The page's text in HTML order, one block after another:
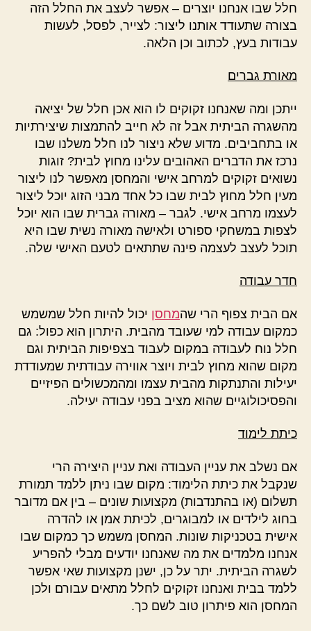
חלל שבו אנחנו יוצרים – אפשר לעצב את החלל הזה
בצורה שתעודד אותנו ליצור: לצייר, לפסל, לעשות
עבודות בעץ, לכתוב וכן הלאה.
מאורת גברים
ייתכן ומה שאנחנו זקוקים לו הוא אכן חלל של יציאה
מהשגרה הביתית אבל זה לא חייב להתמצות שיצירתיות
או בתחביבים. מדוע שלא ניצור לנו חלל משלנו שבו
נרכז את הדברים האהובים עלינו מחוץ לבית? זוגות
נשואים זקוקים למרחב אישי והמחסן מאפשר לנו ליצור
מעין חלל מחוץ לבית שבו כל אחד מבני הזוג יוכל ליצור
לעצמו מרחב אישי. לגבר – מאורה גברית שבו הוא יוכל
לצפות במשחקי ספורט ולאישה מאורה נשית שבו היא
תוכל לעצב לעצמה פינה שתתאים לטעם האישי שלה.
חדר עבודה
אם הבית צפוף הרי שהמחסן יכול להיות חלל שמשמש
כמקום עבודה למי שעובד מהבית. היתרון הוא כפול: גם
חלל נוח לעבודה במקום לעבוד בצפיפות הביתית וגם
מקום שהוא מחוץ לבית ויוצר אווירה עבודתית שמעודדת
יעילות והתנתקות מהבית עצמו ומהמכשולים הפיזיים
והפסיכולוגיים שהוא מציב בפני עבודה יעילה.
כיתת לימוד
אם נשלב את עניין העבודה ואת עניין היצירה הרי
שנקבל את כיתת הלימוד: מקום שבו ניתן ללמד תמורת
תשלום (או בהתנדבות) מקצועות שונים – בין אם מדובר
בחוג לילדים או למבוגרים, לכיתת אמן או להדרה
אישית בטכניקות שונות. המחסן משמש כך כמקום שבו
אנחנו מלמדים את מה שאנחנו יודעים מבלי להפריע
לשגרה הביתית. יתר על כן, ישנן מקצועות שאי אפשר
ללמד בבית ואנחנו זקוקים לחלל מתאים עבורם ולכן
המחסן הוא פיתרון טוב לשם כך.